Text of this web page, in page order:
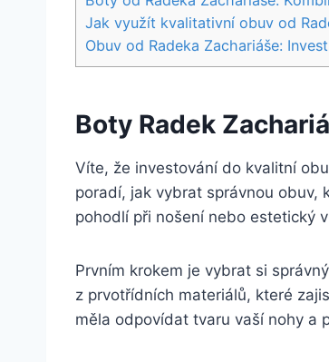
Jak⁤ využít ⁢kvalitativní obuv od
Obuv od Radeka‌ Zachariáše:‍
Boty Radek⁤
Víte, že investování do kvalitní
poradí, jak vybrat správnou obuv,
‌pohodlí při nošení nebo estetický
Prvním krokem je vybrat si
z prvotřídních materiálů, které
‍měla ⁣odpovídat tvaru vaší nohy a​